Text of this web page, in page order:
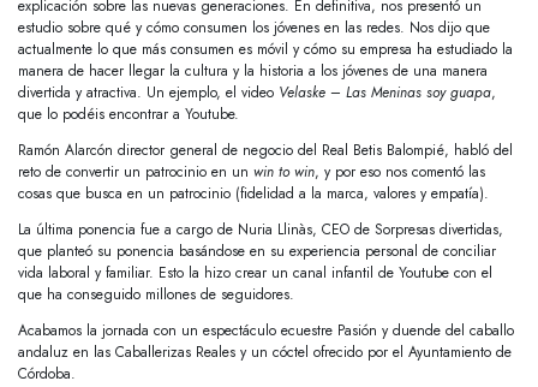
explicación sobre las nuevas generaciones. En definitiva, nos presentó un
estudio sobre qué y cómo consumen los jóvenes en las redes. Nos dijo que
actualmente lo que más consumen es móvil y cómo su empresa ha estudiado la
manera de hacer llegar la cultura y la historia a los jóvenes de una manera
divertida y atractiva. Un ejemplo, el video Velaske – Las Meninas soy guapa,
que lo podéis encontrar a Youtube.
Ramón Alarcón director general de negocio del Real Betis Balompié, habló del
reto de convertir un patrocinio en un win to win, y por eso nos comentó las
cosas que busca en un patrocinio (fidelidad a la marca, valores y empatía).
La última ponencia fue a cargo de Nuria Llinàs, CEO de Sorpresas divertidas,
que planteó su ponencia basándose en su experiencia personal de conciliar
vida laboral y familiar. Esto la hizo crear un canal infantil de Youtube con el
que ha conseguido millones de seguidores.
Acabamos la jornada con un espectáculo ecuestre Pasión y duende del caballo
andaluz en las Caballerizas Reales y un cóctel ofrecido por el Ayuntamiento de
Córdoba.